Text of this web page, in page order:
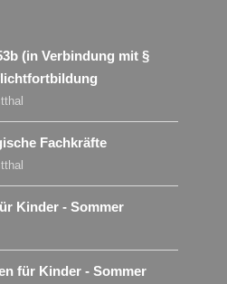
(in Verbindung mit §
Fachkräfte
Kinder - Sommer
für Kinder - Sommer